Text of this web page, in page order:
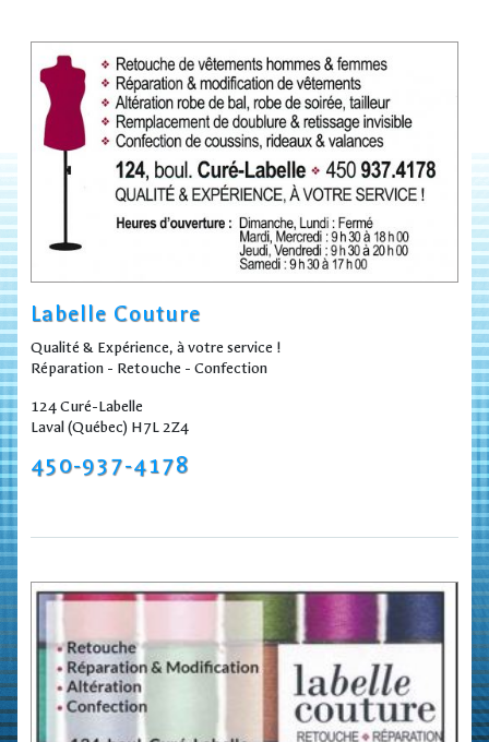
Labelle Couture
Qualité & Expérience, à votre service !
Réparation - Retouche - Confection
124 Curé-Labelle
Laval (Québec) H7L 2Z4
450-937-4178